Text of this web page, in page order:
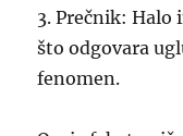
3. Prečnik: Halo
što odgovara
fenomen.